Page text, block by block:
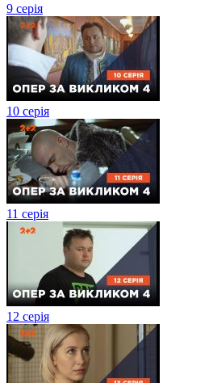
9 серія
10 серія
11 серія
12 серія